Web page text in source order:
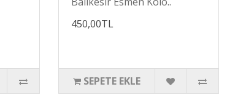
450,00TL
SEPETE EKLE